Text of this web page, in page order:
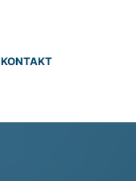
KONTAKT